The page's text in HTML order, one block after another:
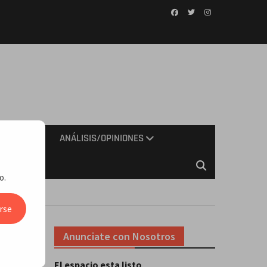
ANÁLISIS/OPINIONES
Anunciate con Nosotros
El espacio esta listo